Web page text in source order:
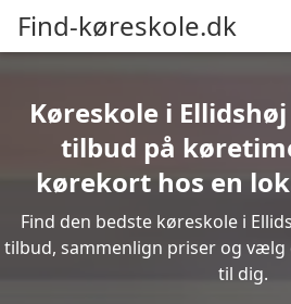
Find-køreskole.dk
Køreskole i
tilbud på
kørekort hos en
Find den bedste køreskole i
tilbud, sammenlign priser og vælg
til dig.